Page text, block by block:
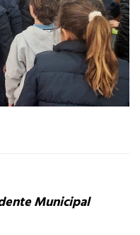
Municipal